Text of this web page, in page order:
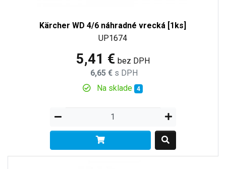
Kärcher WD 4/6 náhradné vrecká [1ks]
UP1674
5,41 € bez DPH
6,65 € s DPH
Na sklade 4